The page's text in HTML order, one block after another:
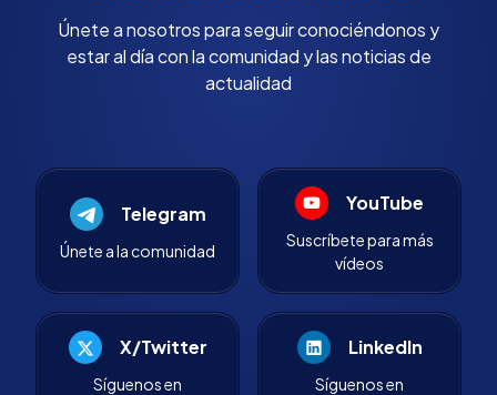
Únete a nosotros para seguir conociéndonos y
estar al día con la comunidad y las noticias de
actualidad
Telegram
Únete a la comunidad
YouTube
Suscríbete para más
vídeos
X/Twitter
Síguenos en
LinkedIn
Síguenos en